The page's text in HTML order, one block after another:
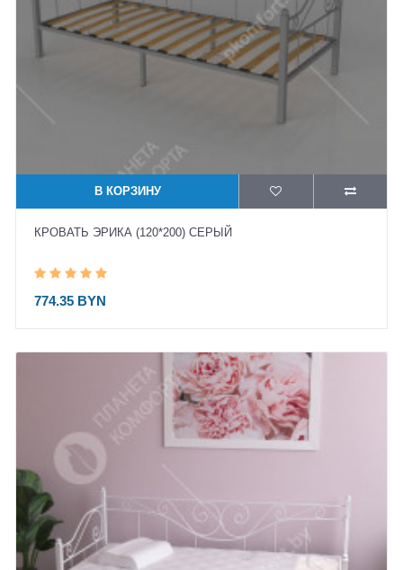
В КОРЗИНУ
КРОВАТЬ ЭРИКА (120*200) СЕРЫЙ
774.35 BYN